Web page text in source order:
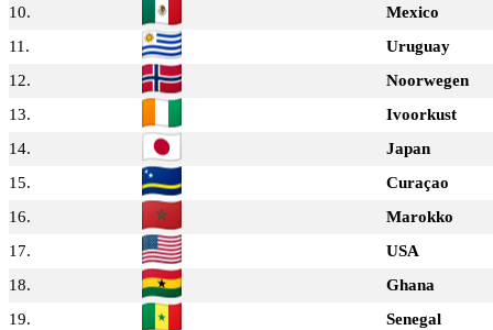
10.
Mexico
11.
Uruguay
12.
Noorwegen
13.
Ivoorkust
14.
Japan
15.
Curaçao
16.
Marokko
17.
USA
18.
Ghana
19.
Senegal